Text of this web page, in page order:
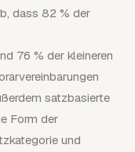
dass 82 % der
76 % der kleineren
satzbasierte
Form der
und